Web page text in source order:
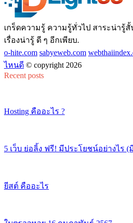
เกร็ดความรู้ ความรู้ทั่วไป สาระน่ารู้สั้
เรื่องน่ารู้ ดี ๆ อีกเพียบ.
o-hite.com sabyeweb.com
ไหนดี © copyright 2026
Recent posts
Hosting คืออะไร ?
5 เว็บ ย่อลิ้ง ฟรี! มีประโยชน์อย่างไร
ยีสต์ คืออะไร